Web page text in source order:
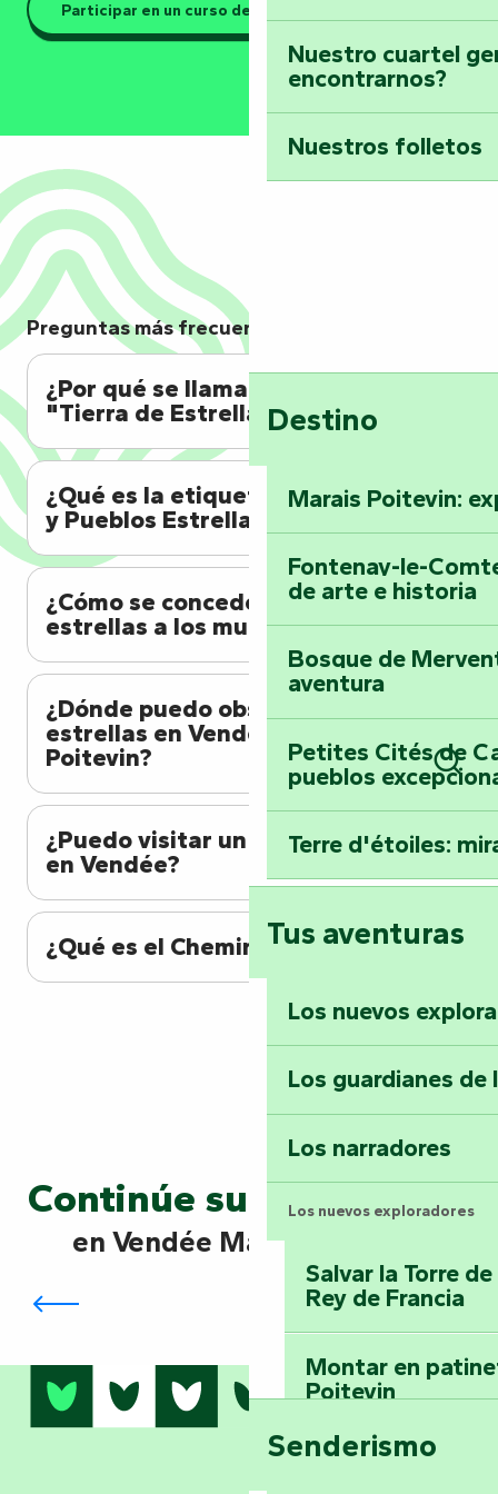
Nuestro cuartel
encontrarnos?
Nuestros folletos
Destino
Marais Poitevin:
Fontenay-le-
de arte e historia
Bosque de
aventura
Petites Cités de
pueblos
Terre d'étoiles:
Tus aventuras
Los nuevos
Los guardianes de
Los narradores
Los nuevos exploradores
Salvar la Torre
Rey de Francia
Montar en
Poitevin
Domine los
Senderismo
Participar en un curso de astronomía
Preguntas más frecuentes
¿Por qué se llama esta región
"Tierra de Estrellas"?
¿Qué es la etiqueta "Ciudades
y Pueblos Estrella"?
¿Cómo se conceden las
estrellas a los municipios?
¿Dónde puedo observar las
estrellas en Vendée Marais
Poitevin?
¿Puedo visitar un planetario
en Vendée?
¿Qué es el Chemin aux Étoiles?
Continúe su exploración
en Vendée Marais Poitevin
Marais Poitevin: explore la Venecia
Verde